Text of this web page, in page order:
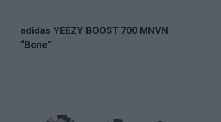
adidas YEEZY BOOST 700 MNVN
“Bone”